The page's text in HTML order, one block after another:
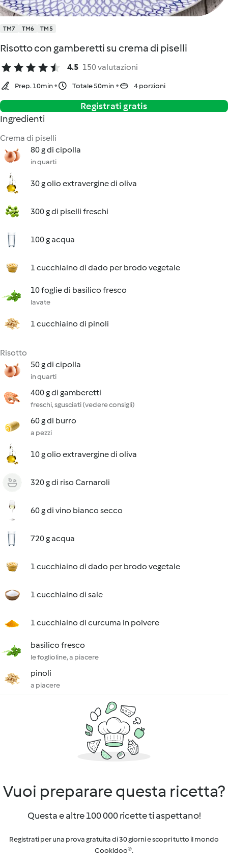
TM7 TM6 TM5
Risotto con gamberetti su crema di piselli
4.5 150 valutazioni
Prep. 10min Totale 50min 4 porzioni
Registrati gratis
Ingredienti
Crema di piselli
80 g di cipolla
in quarti
30 g olio extravergine di oliva
300 g di piselli freschi
100 g acqua
1 cucchiaino di dado per brodo vegetale
10 foglie di basilico fresco
lavate
1 cucchiaino di pinoli
Risotto
50 g di cipolla
in quarti
400 g di gamberetti
freschi, sgusciati (vedere consigli)
60 g di burro
a pezzi
10 g olio extravergine di oliva
320 g di riso Carnaroli
60 g di vino bianco secco
720 g acqua
1 cucchiaino di dado per brodo vegetale
1 cucchiaino di sale
1 cucchiaino di curcuma in polvere
basilico fresco
le foglioline, a piacere
pinoli
a piacere
Vuoi preparare questa ricetta?
Questa e altre 100 000 ricette ti aspettano!
Registrati per una prova gratuita di 30 giorni e scopri tutto il mondo
Cookidoo®.